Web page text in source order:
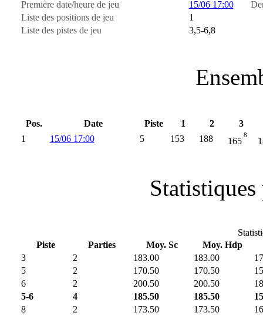
Première date/heure de jeu
15/06 17:00
Liste des positions de jeu
1
Liste des pistes de jeu
3,5-6,8
Pos. Date Piste 1 2
3
1
15/06 17:00 5 153 188 165
8
Piste
Parties Moy. Sc
Moy. Hdp
3
2 183.00 183.00
5
2 170.50 170.50
6
2 200.50 200.50
5-6
4 185.50 185.50
8
2 173.50 173.50